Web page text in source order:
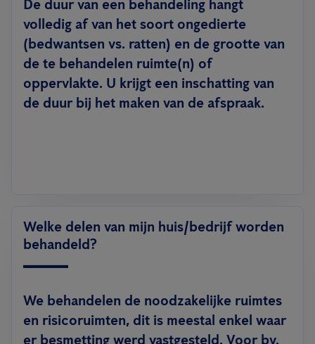
De duur van een behandeling hangt
volledig af van het soort ongedierte
(bedwantsen vs. ratten) en de grootte van
de te behandelen ruimte(n) of
oppervlakte. U krijgt een inschatting van
de duur bij het maken van de afspraak.
Welke delen van mijn huis/bedrijf worden
behandeld?
We behandelen de noodzakelijke ruimtes
en risicoruimten, dit is meestal enkel waar
er besmetting werd vastgesteld. Voor bv.